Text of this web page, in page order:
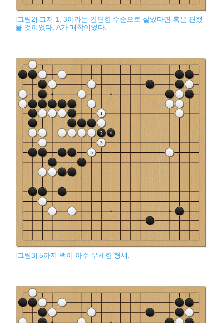
[그림2] 그저 1, 3이라는 간단한 수순으로 살았다면 흑은 편했
을 것이었다. A가 패착이었다.
[그림3] 5까지 백이 아주 우세한 형세.